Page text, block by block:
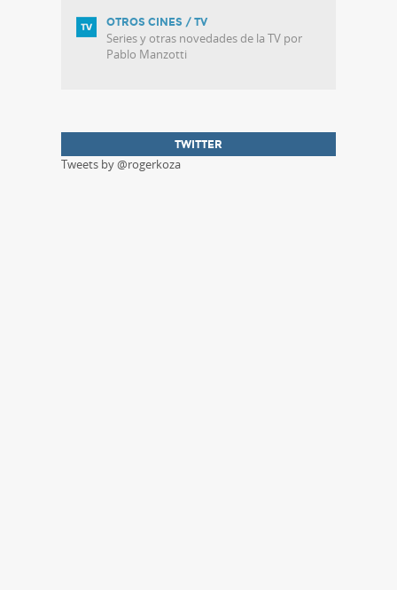
OTROS CINES / TV
Series y otras novedades de la TV por
Pablo Manzotti
TWITTER
Tweets by @rogerkoza